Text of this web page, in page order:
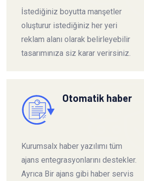
İstediğiniz boyutta manşetler
oluşturur istediğiniz her yeri
reklam alanı olarak belirleyebilir
tasarımınıza siz karar verirsiniz.
Otomatik haber
Kurumsalx haber yazılımı tüm
ajans entegrasyonlarını destekler.
Ayrıca Bir ajans gibi haber servis